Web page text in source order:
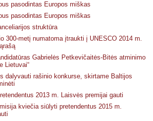
pasodintas Europos miškas
pasodintas Europos miškas
struktūra
300-metį numatoma įtraukti į UNESCO 2014 m.
Gabrielės Petkevičaitės-Bitės atminimo
Lietuvai“
dalyvauti rašinio konkurse, skirtame Baltijos
2013 m. Laisvės premijai gauti
kviečia siūlyti pretendentus 2015 m.